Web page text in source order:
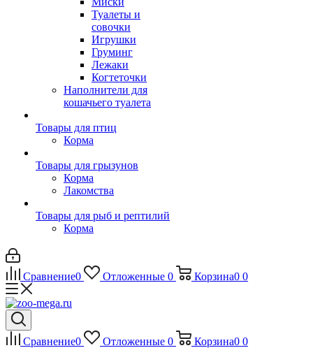
Туалеты и
совочки
Игрушки
Груминг
Лежаки
Когтеточки
Наполнители для
кошачьего туалета
Товары для птиц
Корма
Товары для грызунов
Корма
Лакомства
Товары для рыб и рептилий
Корма
Сравнение0 Отложенные 0 Корзина0 0
Сравнение0 Отложенные 0 Корзина0 0